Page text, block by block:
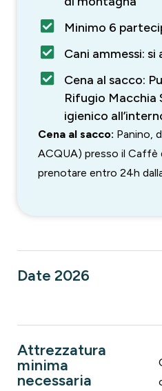
Minimo 6
Cani ammessi: si
Cena al sacco:
Rifugio Macchia
igienico
Cena al sacco: Panino,
ACQUA) presso il Caffè
prenotare entro 24h
Date 2026
Attrezzatura
minima
necessaria